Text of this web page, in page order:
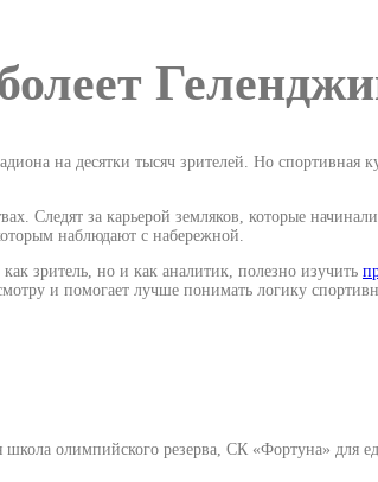
на десятки тысяч зрителей. Но спортивная
Следят за карьерой земляков, которые
наблюдают с набережной.
зритель, но и как аналитик, полезно изучить
и помогает лучше понимать логику
олимпийского резерва, СК «Фортуна» для